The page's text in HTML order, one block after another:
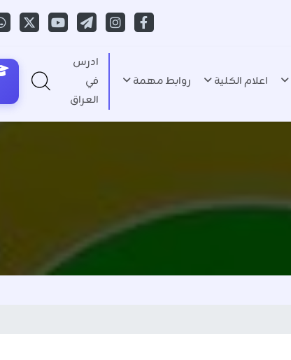
اعلام الكلية روابط مهمة
ادرس
في
العراق